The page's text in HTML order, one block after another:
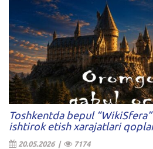
Toshkentda bepul
ishtirok etish xarajatlari
20.05.2026 | 7174